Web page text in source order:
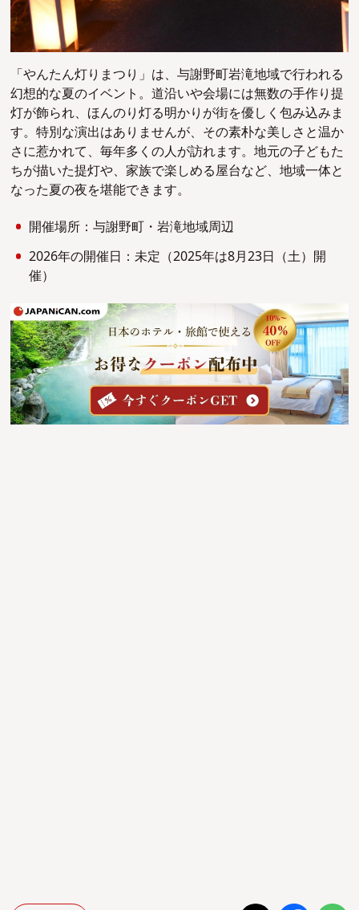
「やんたん灯りまつり」は、与謝野町岩滝地域で行われる
幻想的な夏のイベント。道沿いや会場には無数の手作り提
灯が飾られ、ほんのり灯る明かりが街を優しく包み込みま
す。特別な演出はありませんが、その素朴な美しさと温か
さに惹かれて、毎年多くの人が訪れます。地元の子どもた
ちが描いた提灯や、家族で楽しめる屋台など、地域一体と
なった夏の夜を堪能できます。
開催場所：与謝野町・岩滝地域周辺
2026年の開催日：未定（2025年は8月23日（土）開
催）